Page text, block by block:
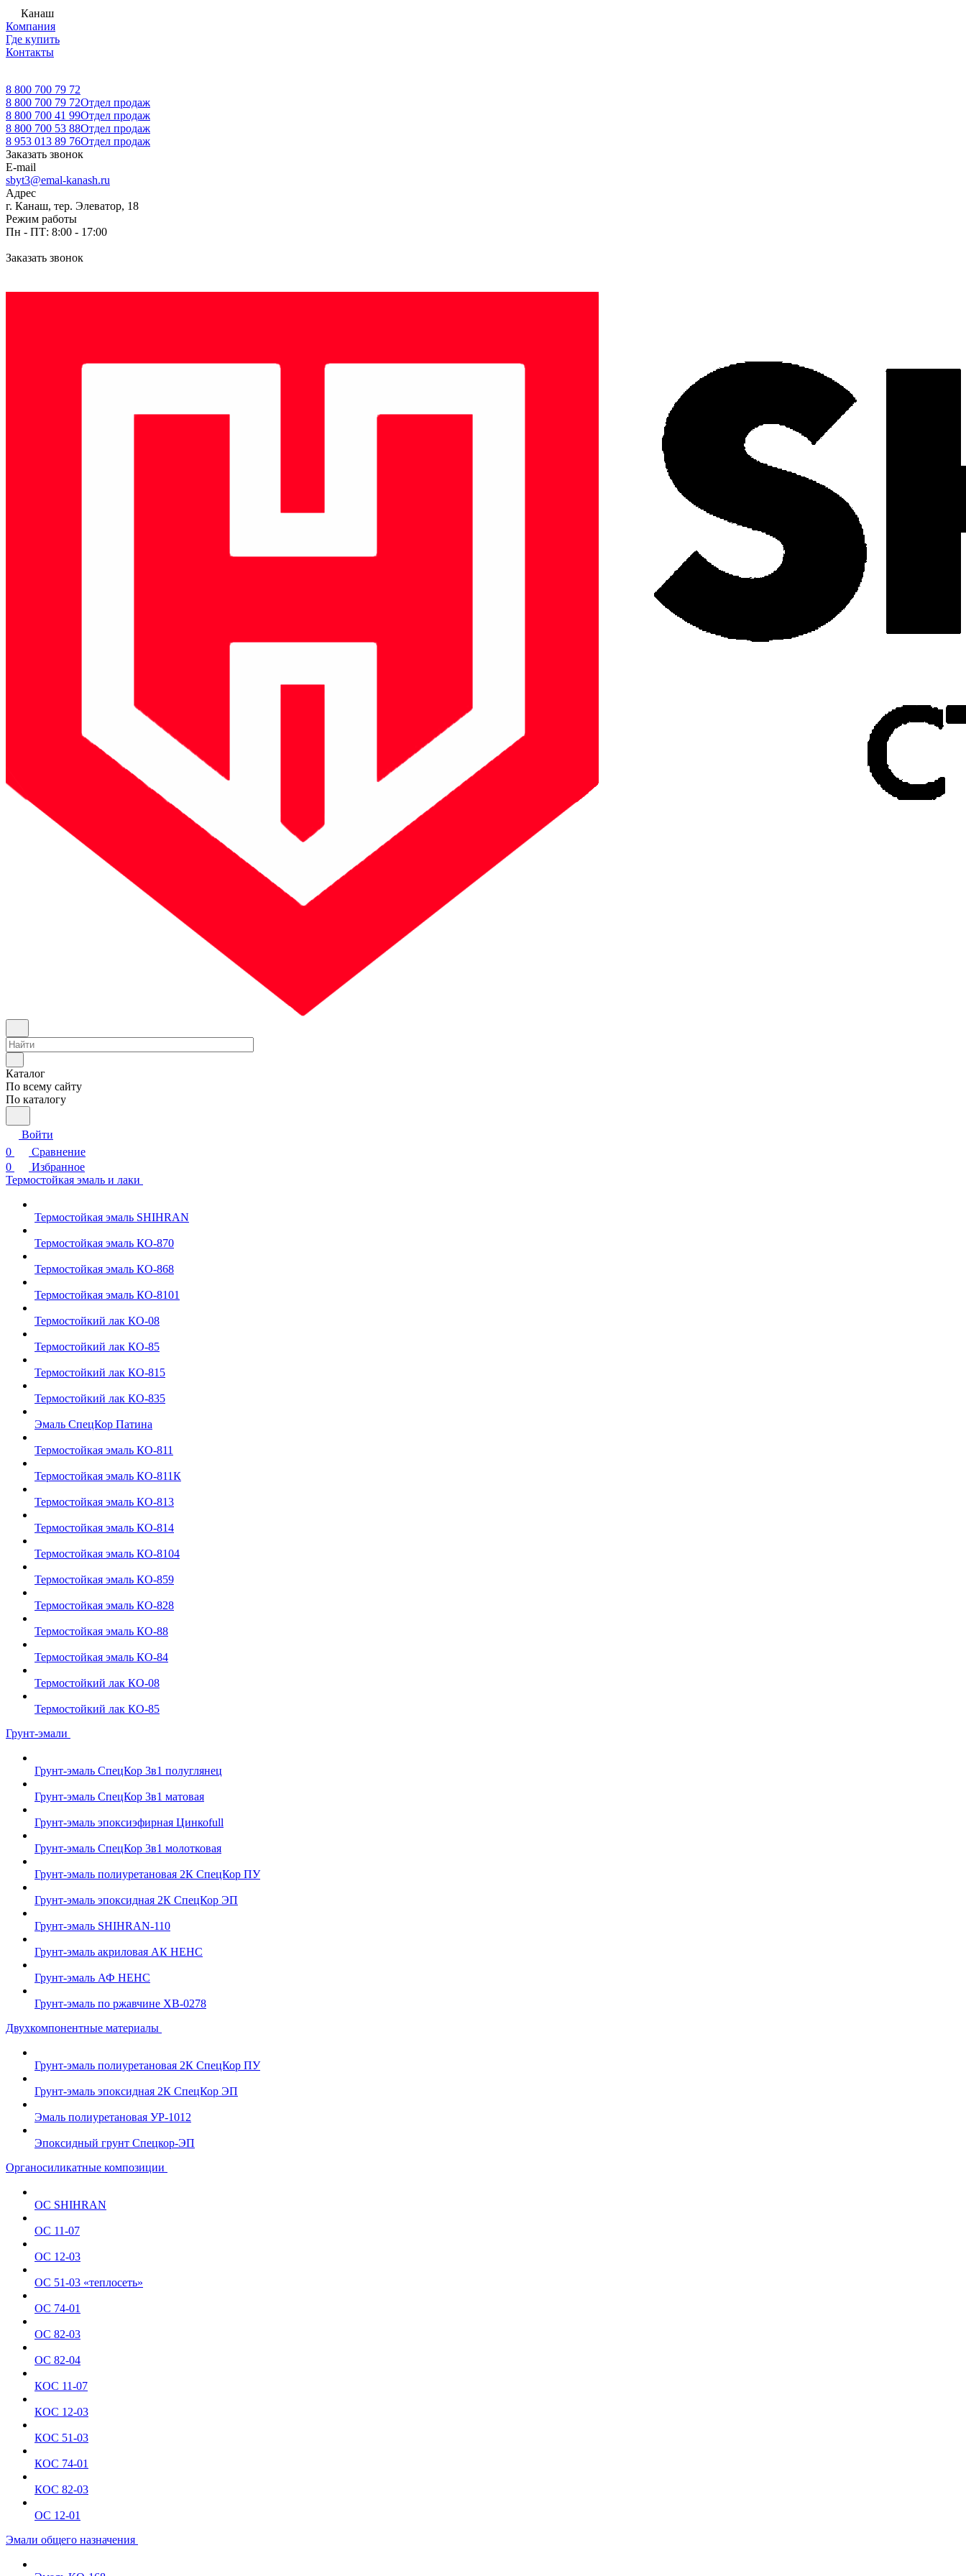
Канаш
Компания
Где купить
Контакты
8 800 700 79 72
8 800 700 79 72Отдел продаж
8 800 700 41 99Отдел продаж
8 800 700 53 88Отдел продаж
8 953 013 89 76Отдел продаж
Заказать звонок
E-mail
sbyt3@emal-kanash.ru
Адрес
г. Канаш, тер. Элеватор, 18
Режим работы
Пн - ПТ: 8:00 - 17:00
Заказать звонок
Каталог
По всему сайту
По каталогу
Войти
0
Сравнение
0
Избранное
Термостойкая эмаль и лаки
Термостойкая эмаль SHIHRAN
Термостойкая эмаль КО-870
Термостойкая эмаль КО-868
Термостойкая эмаль КО-8101
Термостойкий лак КО-08
Термостойкий лак КО-85
Термостойкий лак КО-815
Термостойкий лак КО-835
Эмаль СпецКор Патина
Термостойкая эмаль КО-811
Термостойкая эмаль КО-811К
Термостойкая эмаль КО-813
Термостойкая эмаль КО-814
Термостойкая эмаль КО-8104
Термостойкая эмаль КО-859
Термостойкая эмаль КО-828
Термостойкая эмаль КО-88
Термостойкая эмаль КО-84
Термостойкий лак КО-08
Термостойкий лак КО-85
Грунт-эмали
Грунт-эмаль СпецКор 3в1 полуглянец
Грунт-эмаль СпецКор 3в1 матовая
Грунт-эмаль эпоксиэфирная Цинкоfull
Грунт-эмаль СпецКор 3в1 молотковая
Грунт-эмаль полиуретановая 2К СпецКор ПУ
Грунт-эмаль эпоксидная 2К СпецКор ЭП
Грунт-эмаль SHIHRAN-110
Грунт-эмаль акриловая АК НЕНС
Грунт-эмаль АФ НЕНС
Грунт-эмаль по ржавчине ХВ-0278
Двухкомпонентные материалы
Грунт-эмаль полиуретановая 2К СпецКор ПУ
Грунт-эмаль эпоксидная 2К СпецКор ЭП
Эмаль полиуретановая УР-1012
Эпоксидный грунт Спецкор-ЭП
Органосиликатные композиции
ОС SHIHRAN
ОС 11-07
ОС 12-03
ОС 51-03 «теплосеть»
ОС 74-01
ОС 82-03
ОС 82-04
КОС 11-07
КОС 12-03
КОС 51-03
КОС 74-01
КОС 82-03
ОС 12-01
Эмали общего назначения